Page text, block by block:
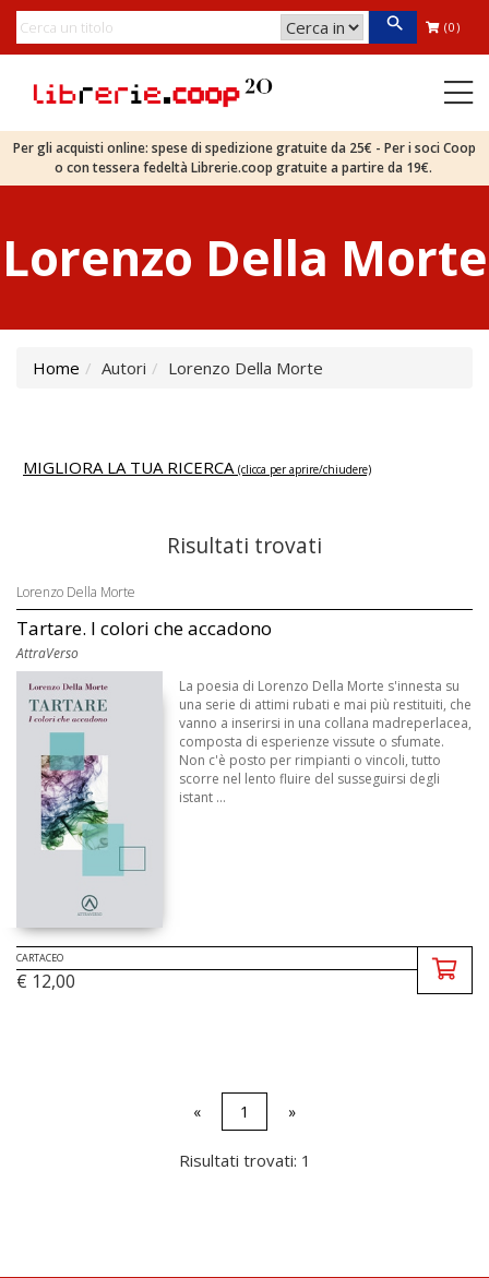
(0)
Per gli acquisti online: spese di spedizione gratuite da 25€ - Per i soci Coop
o con tessera fedeltà Librerie.coop gratuite a partire da 19€.
Lorenzo Della Morte
Home Autori Lorenzo Della Morte
MIGLIORA LA TUA RICERCA (clicca per aprire/chiudere)
Risultati trovati
Lorenzo Della Morte
Tartare. I colori che accadono
AttraVerso
La poesia di Lorenzo Della Morte s'innesta su
una serie di attimi rubati e mai più restituiti, che
vanno a inserirsi in una collana madreperlacea,
composta di esperienze vissute o sfumate.
Non c'è posto per rimpianti o vincoli, tutto
scorre nel lento fluire del susseguirsi degli
istant ...
CARTACEO
€ 12,00
« 1 »
Risultati trovati: 1